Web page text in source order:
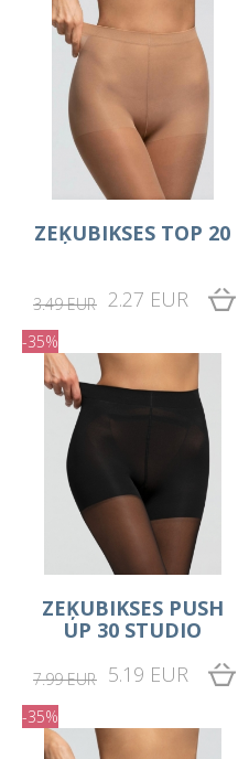
ZEĶUBIKSES TOP 20
3.49 EUR 2.27 EUR
-35%
ZEĶUBIKSES PUSH
UP 30 STUDIO
7.99 EUR 5.19 EUR
-35%